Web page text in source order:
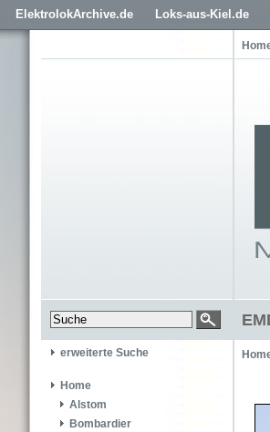
ElektrolokArchive.de Loks-aus-Kiel.de
erweiterte Suche
Home
Alstom
Bombardier